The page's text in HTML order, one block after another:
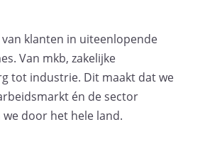
klanten in uiteenlopende
Van mkb, zakelijke
tot industrie. Dit maakt dat we
én de sector
door het hele land.